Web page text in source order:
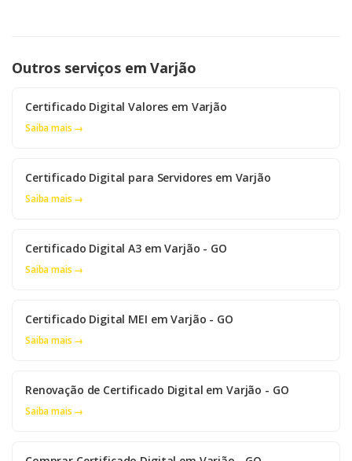
Outros serviços em Varjão
Certificado Digital Valores em Varjão
Saiba mais →
Certificado Digital para Servidores em Varjão
Saiba mais →
Certificado Digital A3 em Varjão - GO
Saiba mais →
Certificado Digital MEI em Varjão - GO
Saiba mais →
Renovação de Certificado Digital em Varjão - GO
Saiba mais →